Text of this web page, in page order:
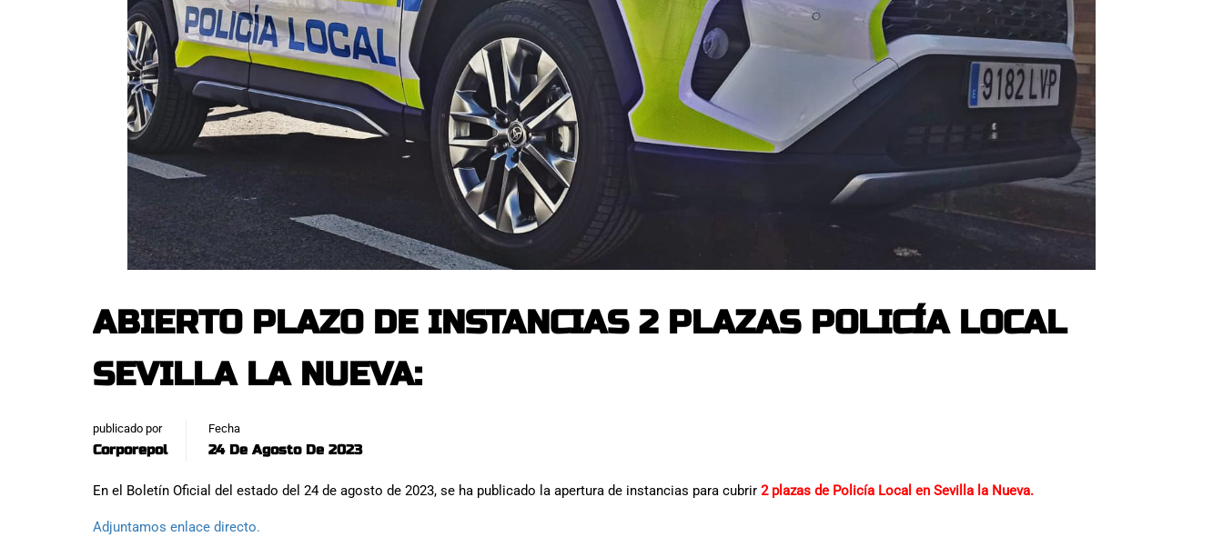
ABIERTO PLAZO DE INSTANCIAS 2 PLAZAS POLICÍA LOCAL
SEVILLA LA NUEVA:
publicado por
Corporepol
Fecha
24 De Agosto De 2023
En el Boletín Oficial del estado del 24 de agosto de 2023, se ha publicado la apertura de instancias para cubrir 2 plazas de Policía Local en Sevilla la Nueva.
Adjuntamos enlace directo.